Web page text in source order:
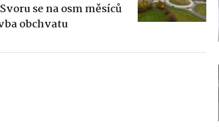
se na osm měsíců
obchvatu